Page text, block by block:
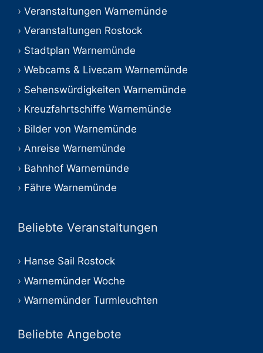
Veranstaltungen Warnemünde
Veranstaltungen Rostock
Stadtplan Warnemünde
Webcams & Livecam Warnemünde
Sehenswürdigkeiten Warnemünde
Kreuzfahrtschiffe Warnemünde
Bilder von Warnemünde
Anreise Warnemünde
Bahnhof Warnemünde
Fähre Warnemünde
Beliebte Veranstaltungen
Hanse Sail Rostock
Warnemünder Woche
Warnemünder Turmleuchten
Beliebte Angebote